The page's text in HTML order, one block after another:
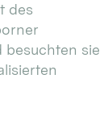
des
besuchten sie